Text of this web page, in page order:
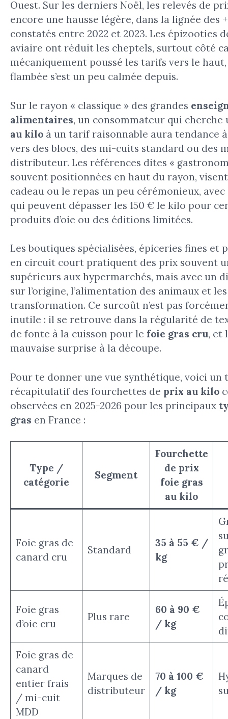
Ouest. Sur les derniers Noël, les relevés de
encore une hausse légère, dans la lignée des
constatés entre 2022 et 2023. Les épizooties
aviaire ont réduit les cheptels, surtout côté
mécaniquement poussé les tarifs vers le
flambée s’est un peu calmée depuis.
Sur le rayon « classique » des grandes
alimentaires, un consommateur qui cherche
au kilo à un tarif raisonnable aura tendance
vers des blocs, des mi-cuits standard ou des
distributeur. Les références dites «
souvent positionnées en haut du rayon,
cadeau ou le repas un peu cérémonieux,
qui peuvent dépasser les 150 € le kilo pour
produits d’oie ou des éditions limitées.
Les boutiques spécialisées, épiceries fines et
en circuit court pratiquent des prix souvent
supérieurs aux hypermarchés, mais avec un
sur l’origine, l’alimentation des animaux et
transformation. Ce surcoût n’est pas
inutile : il se retrouve dans la régularité de
de fonte à la cuisson pour le foie gras cru, et
mauvaise surprise à la découpe.
Pour te donner une vue synthétique, voici un
récapitulatif des fourchettes de prix au kilo
observées en 2025-2026 pour les principaux
gras en France :
Type /
catégorie
Segment
Fourchette
de prix
foie gras
au kilo
Foie gras de
canard cru
Standard
35 à 55 € /
kg
Foie gras
d’oie cru
Plus rare
60 à 90 €
/ kg
Foie gras de
canard
entier frais
/ mi-cuit
MDD
Marques de
distributeur
70 à 100 €
/ kg